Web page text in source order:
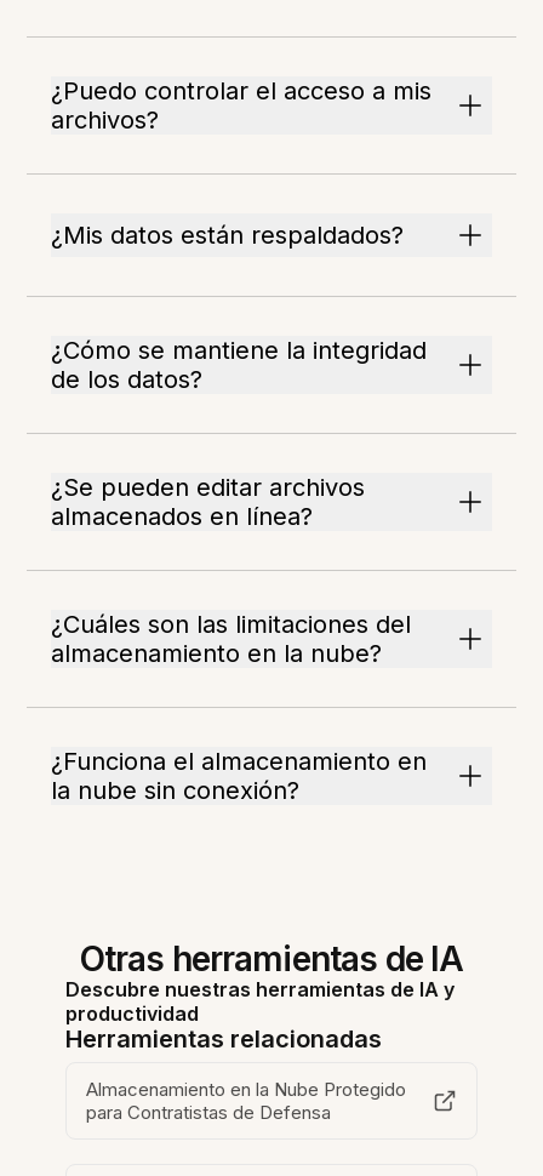
¿Puedo controlar el acceso a mis
archivos?
¿Mis datos están respaldados?
¿Cómo se mantiene la integridad
de los datos?
¿Se pueden editar archivos
almacenados en línea?
¿Cuáles son las limitaciones del
almacenamiento en la nube?
¿Funciona el almacenamiento en
la nube sin conexión?
Otras herramientas de IA
Descubre nuestras herramientas de IA y
productividad
Herramientas relacionadas
Almacenamiento en la Nube Protegido
para Contratistas de Defensa